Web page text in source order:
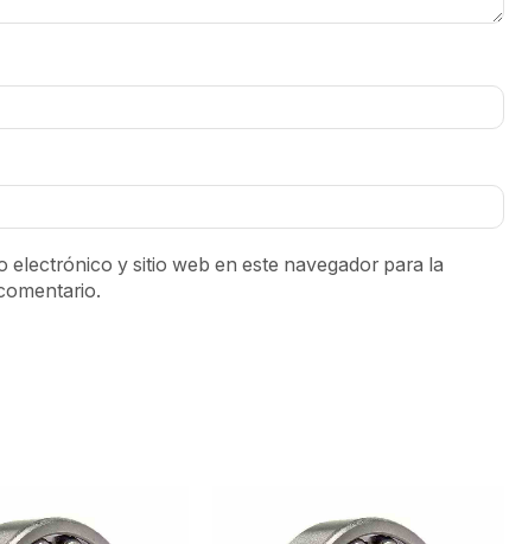
electrónico y sitio web en este navegador para la